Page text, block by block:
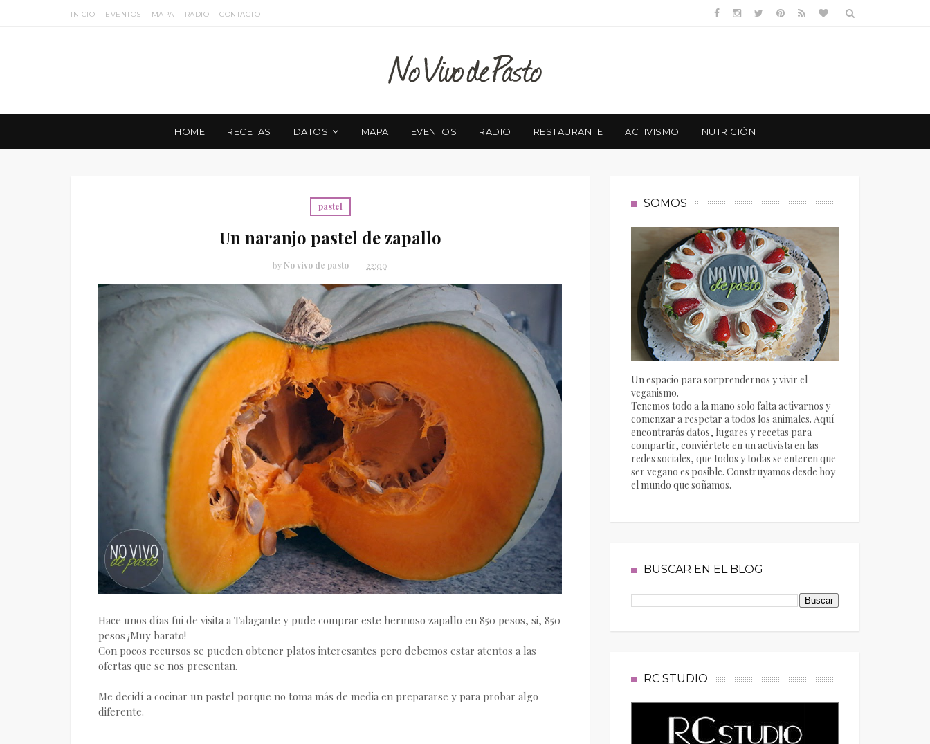
INICIO EVENTOS MAPA RADIO CONTACTO
HOME RECETAS DATOS MAPA EVENTOS RADIO RESTAURANTE ACTIVISMO NUTRICIÓN
pastel
Un naranjo pastel de zapallo
by No vivo de pasto 22:00
Hace unos días fui de visita a Talagante y pude comprar este hermoso zapallo en 850 pesos, si, 850
pesos ¡Muy barato!
Con pocos recursos se pueden obtener platos interesantes pero debemos estar atentos a las
ofertas que se nos presentan.
Me decidí a cocinar un pastel porque no toma más de media en prepararse y para probar algo
diferente.
SOMOS
Un espacio para sorprendernos y vivir el
veganismo.
Tenemos todo a la mano solo falta activarnos y
comenzar a respetar a todos los animales. Aquí
encontrarás datos, lugares y recetas para
compartir, conviértete en un activista en las
redes sociales, que todos y todas se enteren que
ser vegano es posible. Construyamos desde hoy
el mundo que soñamos.
BUSCAR EN EL BLOG
RC STUDIO